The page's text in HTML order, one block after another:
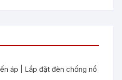
áp | Lắp đặt đèn chống nổ